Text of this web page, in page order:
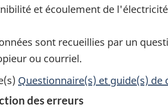
et écoulement de
sont recueillies par un
ou courriel.
Questionnaire(s) et guide(s) de
des erreurs